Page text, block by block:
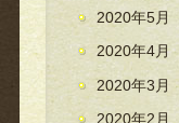
2020年5月
2020年4月
2020年3月
2020年2月